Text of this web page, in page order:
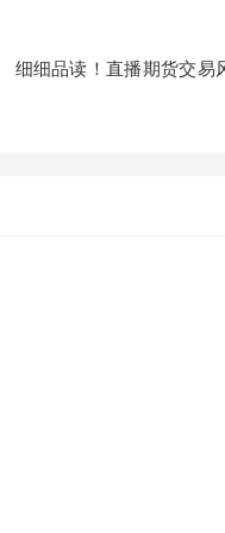
细细品读！直播期货交易